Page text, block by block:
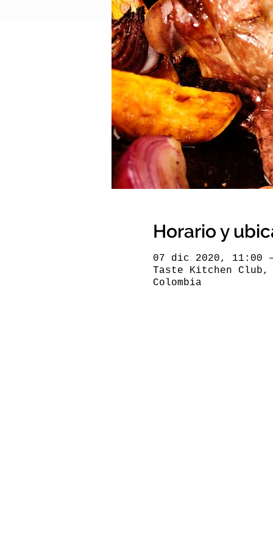
Horario y
07 dic 2020, 11:00
Taste Kitchen Club,
Colombia